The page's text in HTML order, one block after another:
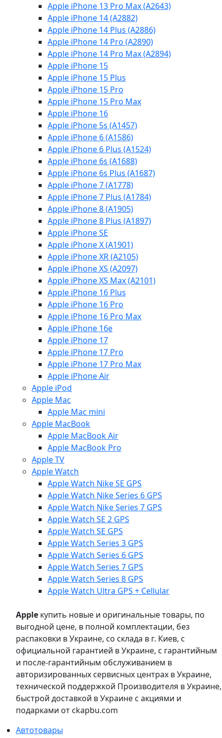
Apple iPhone 13 Pro Max (A2643)
Apple iPhone 14 (A2882)
Apple iPhone 14 Plus (A2886)
Apple iPhone 14 Pro (A2890)
Apple iPhone 14 Pro Max (A2894)
Apple iPhone 15
Apple iPhone 15 Plus
Apple iPhone 15 Pro
Apple iPhone 15 Pro Max
Apple iPhone 16
Apple iPhone 5s (A1457)
Apple iPhone 6 (A1586)
Apple iPhone 6 Plus (A1524)
Apple iPhone 6s (A1688)
Apple iPhone 6s Plus (A1687)
Apple iPhone 7 (A1778)
Apple iPhone 7 Plus (A1784)
Apple iPhone 8 (A1905)
Apple iPhone 8 Plus (A1897)
Apple iPhone SE
Apple iPhone X (A1901)
Apple iPhone XR (A2105)
Apple iPhone XS (A2097)
Apple iPhone XS Max (A2101)
Apple iPhone 16 Plus
Apple iPhone 16 Pro
Apple iPhone 16 Pro Max
Apple iPhone 16e
Apple iPhone 17
Apple iPhone 17 Pro
Apple iPhone 17 Pro Max
Apple iPhone Air
Apple iPod
Apple Mac
Apple Mac mini
Apple MacBook
Apple MacBook Air
Apple MacBook Pro
Apple TV
Apple Watch
Apple Watch Nike SE GPS
Apple Watch Nike Series 6 GPS
Apple Watch Nike Series 7 GPS
Apple Watch SE 2 GPS
Apple Watch SE GPS
Apple Watch Series 3 GPS
Apple Watch Series 6 GPS
Apple Watch Series 7 GPS
Apple Watch Series 8 GPS
Apple Watch Ultra GPS + Cellular
Apple купить новые и оригинальные товары, по
выгодной цене, в полной комплектации, без
распаковки в Украине, со склада в г. Киев, с
официальной гарантией в Украине, с гарантийным
и после-гарантийным обслуживанием в
авторизированных сервисных центрах в Украине,
технической поддержкой Производителя в Украине,
быстрой доставкой в Украине с акциями и
подарками от ckapbu.com
Автотовары